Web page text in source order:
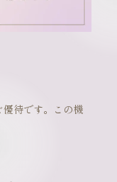
優待です。この機